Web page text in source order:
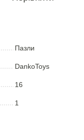
Пазли
DankoToys
16
1